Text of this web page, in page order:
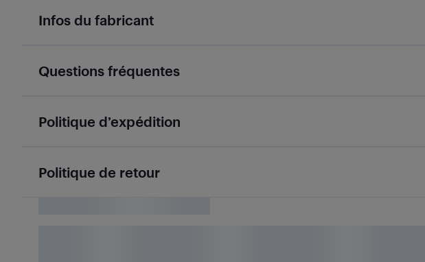
Infos du fabricant
Questions fréquentes
Politique d’expédition
Politique de retour